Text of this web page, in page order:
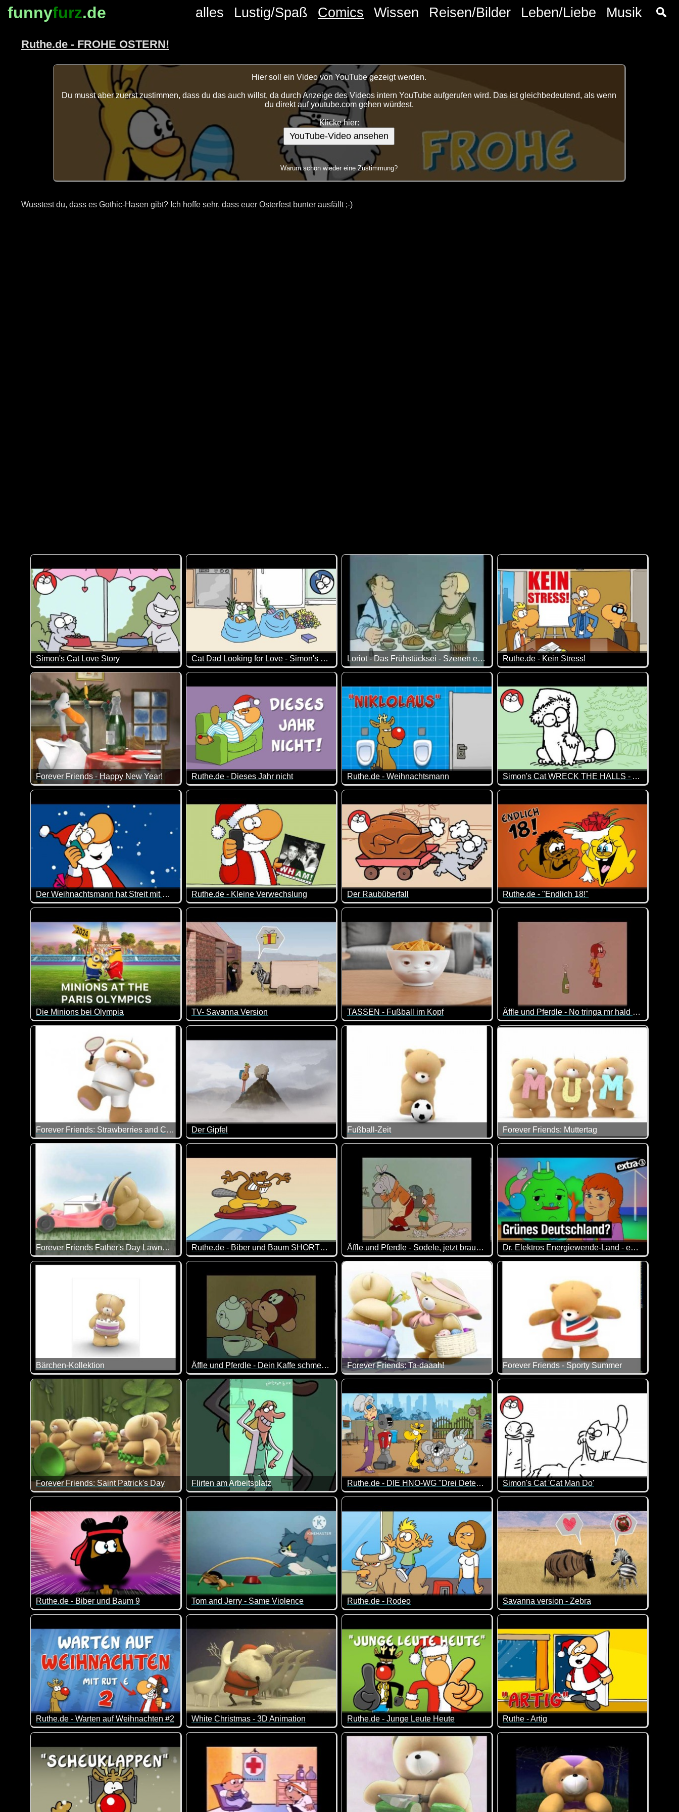
funnyfurz.de alles Lustig/Spaß Comics Wissen Reisen/Bilder Leben/Liebe Musik
Ruthe.de - FROHE OSTERN!
Hier soll ein Video von YouTube gezeigt werden.
Du musst aber zuerst zustimmen, dass du das auch willst, da durch Anzeige des Videos intern YouTube aufgerufen wird. Das ist gleichbedeutend, als wenn
du direkt auf youtube.com gehen würdest.
Klicke hier:
YouTube-Video ansehen
Warum schon wieder eine Zustimmung?
Wusstest du, dass es Gothic-Hasen gibt? Ich hoffe sehr, dass euer Osterfest bunter ausfällt ;-)
Simon's Cat Love Story
Cat Dad Looking for Love - Simon's Cat
Simon's Cat will seinem Herrchen ganz offensichtlich keine Frau gönnen ;-)
Loriot - Das Frühstücksei - Szenen einer Ehe
Zum Tag der Welttag der Ehe passt dieser Klassiker doch wie die Faust aufs Auge :-)
Ruthe.de - Kein Stress!
In jeder Firma gibt es unterschiedliche
Forever Friends - Happy New Year!
Die Bärchen und ich wünschen dir ein gesundes und glückliches neues Jahr!
Ruthe.de - Dieses Jahr nicht
So kann man sich täuschen :-)
Ruthe.de - Weihnachtsmann
Der Weihnachtsmann ist da! Und er bringt nicht nur Apfel, Nuss und Mandelkern, sondern
Simon's Cat WRECK THE HALLS - A CHRISTMAS SPECIAL
Irgendwie kommt es anders als man denkt. Der
Der Weihnachtsmann hat Streit mit Rudolf
Oh Mann, hoffentlich legt sich das wieder. Wenn Rudolf nicht den Schlitten zieht, sehe ich für eine rechtzeitige Zustellung der Geschenke aber mal so richtig schwarz!
Ruthe.de - Kleine Verwechslung
Auch der Weihnachtsmann ist nicht fehlerfrei ;-)
Der Raubüberfall
Simon's Cat hat nur Blödsinn im Kopf und verursacht immer Chaos. So auch in diesem
Ruthe.de - "Endlich 18!"
Ja, mit 18 ist man zwar volljährig, aber noch
Die Minions bei Olympia
Wenn die Minions bei Olympia mitmachen würden, könnte da in etwas so aussehen wie in diesem lustigen Video. Man muss einfach lachen über diese drolligen Gesellen.
TV- Savanna Version
Wie man ohne Worte so viel sagen kann :-) Total simpel das Video, aber dadurch auch schon wieder lustig.
TASSEN - Fußball im Kopf
Fußball berührt uns alle. Ob wir nun leidenschaftliche Fans sind und wir jubelnd dabei
Äffle und Pferdle - No tringa mr hald heut nix
Für alle Nicht-Schwaben: "Dann trinken wir
Forever Friends: Strawberries and Cream!
Mit dem Tennis spielen hat es das Bärchen nicht so arg. Stattdessen isst es lieber Erdbeeren. Kann ich verstehen ;-)
Der Gipfel
Je härter der Aufstieg, desto besser ist die Aussicht vom Gipfel. Allerdings hätte es sich gelohnt, den Blick mal etwas schweifen zu
Fußball-Zeit
Heute geht die Fußball-EM los und wir hoffen natürlich auf ganz viele Tore für Deutschland.
Forever Friends: Muttertag
Sind die Bärchen nicht klasse? Lieb und
Forever Friends Father's Day Lawnmower
Alles Liebe und Gute zum Vatertag!
Ruthe.de - Biber und Baum SHORTS: "Am Strand"
Der Biber hat mal wieder einen neuen "Plan", dem Baum zu schaden. Mal sehen, ob er damit durchkommt ;-)
Äffle und Pferdle - Sodele, jetzt brauchsch nimme abspühla
Für alle Nicht-Schwaben heißt das übersetzt: "So, jetzt musst du nicht mehr abspülen"! So
Dr. Elektros Energiewende-Land - extra 3
Die bittersüße Reise von Sandy und Dr. Elektro
Bärchen-Kollektion
Tolle Zusammenstellung von Bärchen-Szenen. Immer wieder nett das Bärchen!
Äffle und Pferdle - Dein Kaffe schmeckt ja nach gar nix
Da hat das Äffle wohl was vergessen ;-)
Forever Friends: Ta-daaah!
Frohe Ostern wünschen dir die Bärchen und ich...
Forever Friends - Sporty Summer
Jetzt solltest du langsam auch mal wieder
Forever Friends: Saint Patrick's Day
Das ist doch ein total nettes Video zum Saint Patrick's Day.
Flirten am Arbeitsplatz
Im Labor sollte man sich wohl nicht einfach was ansprühen, das auf einem Tisch rumsteht ;-)
Ruthe.de - DIE HNO-WG "Drei Detektive und ein verschwundener Graf"
"Die HNO-WG" kennen wir ja bereits von früheren Videos. Sie haben einfach Witz, weil
Simon's Cat 'Cat Man Do'
Das kennen wohl viele Katzenbesitzer. Wenn
Ruthe.de - Biber und Baum 9
Es ist der Jahrhunderte alte Kampf "Nager gegen Holz".
Tom and Jerry - Same Violence
Wenn das nicht Nostalgie pur ist. Tom und Jerry in voller Aktion :-)
Ruthe.de - Rodeo
Auch eine Art der Kindererziehung ;-)
Savanna version - Zebra
Bisschen verrückt, aber genau deshalb auch
Ruthe.de - Warten auf Weihnachten #2
30 Minuten Rudi & Santa, um die Zeit bis zur Bescherung zu überbrücken! Viel Spaß mit diesen witzigen weihnachtlichen Szenen.
White Christmas - 3D Animation
Das Video ist eigentlich schon richtig alt, wurde aber digital überarbeitet und ich finde es immer wieder richtig klasse!
Ruthe.de - Junge Leute Heute
Ja, die Zeiten, was Weihnachten für die jungen Leute ist, haben sich etwas geändert ;-)
Ruthe - Artig
An wen erinnert uns dieses Video nur ;-)